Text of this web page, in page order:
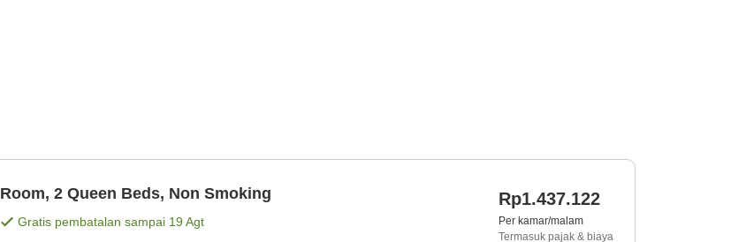
Room, 2 Queen Beds, Non Smoking
Gratis pembatalan sampai 19 Agt
Rp1.437.122
Per kamar/malam
Termasuk pajak & biaya